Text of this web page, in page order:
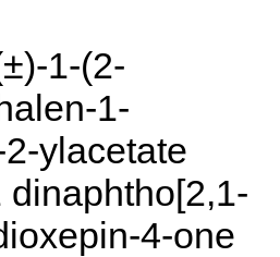
1-(2-
1-
ylacetate
4-one